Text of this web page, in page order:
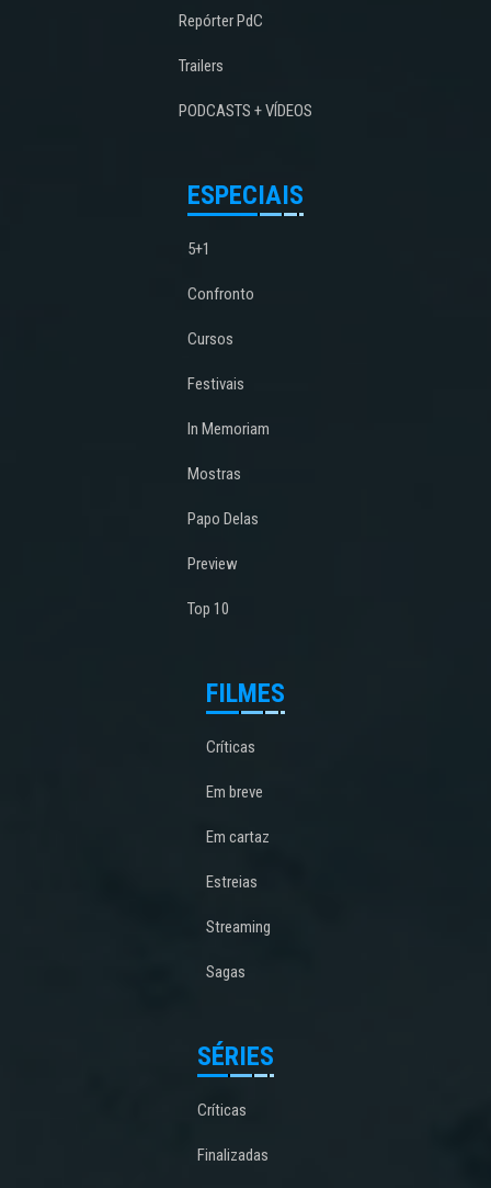
Repórter PdC
Trailers
PODCASTS + VÍDEOS
ESPECIAIS
5+1
Confronto
Cursos
Festivais
In Memoriam
Mostras
Papo Delas
Preview
Top 10
FILMES
Críticas
Em breve
Em cartaz
Estreias
Streaming
Sagas
SÉRIES
Críticas
Finalizadas